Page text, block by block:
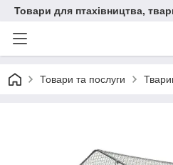
Товари для птахівництва,
Товари та послуги